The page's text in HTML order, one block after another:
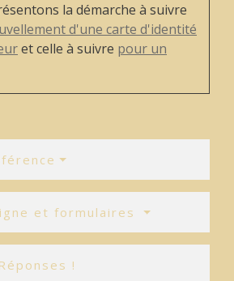
la démarche à suivre
d'une carte d'identité
et celle à suivre pour un
et formulaires
!